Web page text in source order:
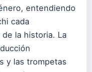
entendiendo
cada
la historia. La
y las trompetas